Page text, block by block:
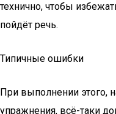
технично, чтобы
пойдёт речь.
Типичные ошибки
При выполнении этого,
упражнения, всё-таки